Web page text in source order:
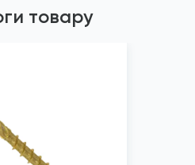
товару